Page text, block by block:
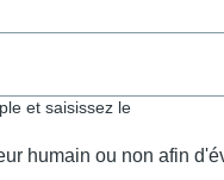
et saisissez le
humain ou non afin